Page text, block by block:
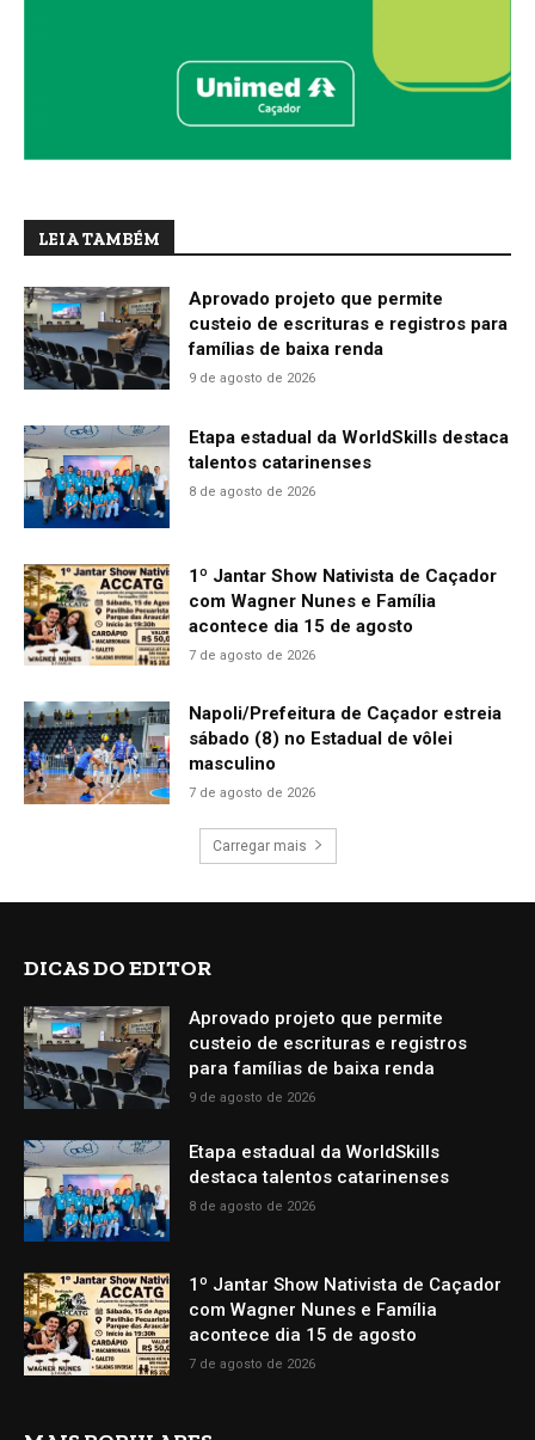
LEIA TAMBÉM
Aprovado projeto que permite
custeio de escrituras e registros para
famílias de baixa renda
9 de agosto de 2026
Etapa estadual da WorldSkills destaca
talentos catarinenses
8 de agosto de 2026
1º Jantar Show Nativista de Caçador
com Wagner Nunes e Família
acontece dia 15 de agosto
7 de agosto de 2026
Napoli/Prefeitura de Caçador estreia
sábado (8) no Estadual de vôlei
masculino
7 de agosto de 2026
Carregar mais
DICAS DO EDITOR
Aprovado projeto que permite
custeio de escrituras e registros
para famílias de baixa renda
9 de agosto de 2026
Etapa estadual da WorldSkills
destaca talentos catarinenses
8 de agosto de 2026
1º Jantar Show Nativista de Caçador
com Wagner Nunes e Família
acontece dia 15 de agosto
7 de agosto de 2026